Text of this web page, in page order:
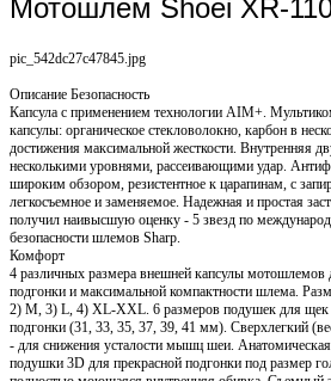
Мотошлем Shoei XR-
pic_542dc27c47845.jpg
Описание Безопасность
Капсула с применением технологии AIM+.
капсулы: органическое стекловолокно, карбон в
достижения максимальной жесткости. Внутренняя
несколькими уровнями, рассеивающими удар.
широким обзором, резистентное к царапинам, с
легкосъемное и заменяемое. Надежная и простая
получил наивысшую оценку - 5 звезд по
безопасности шлемов Sharp.
Комфорт
4 различных размера внешней капсулы мотошлемов
подгонки и максимальной компактности шлема.
2) M, 3) L, 4) XL-XXL. 6 размеров подушек для щек
подгонки (31, 33, 35, 37, 39, 41 мм). Сверхлегкий
- для снижения усталости мышц шеи.
подушки 3D для прекрасной подгонки под размер